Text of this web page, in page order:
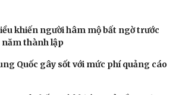
khiến người hâm mộ bất ngờ trước
năm thành lập
Quốc gây sốt với mức phí quảng cáo